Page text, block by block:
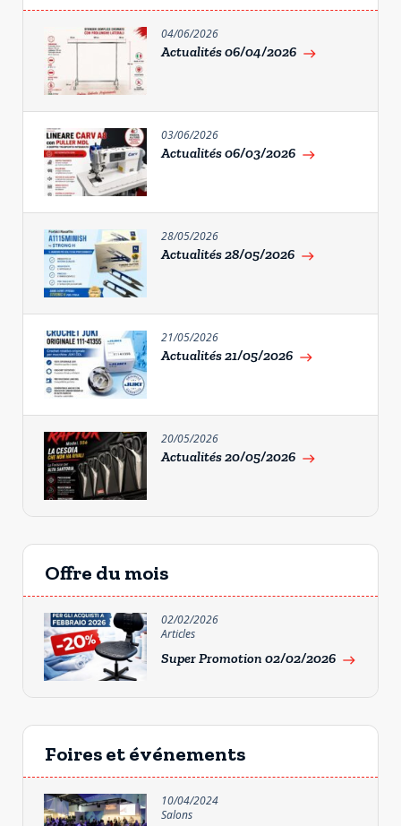
04/06/2026
Actualités 06/04/2026 east
03/06/2026
Actualités 06/03/2026 east
28/05/2026
Actualités 28/05/2026 east
21/05/2026
Actualités 21/05/2026 east
20/05/2026
Actualités 20/05/2026 east
Offre du mois
02/02/2026
Articles
Super Promotion 02/02/2026 east
Foires et événements
10/04/2024
Salons